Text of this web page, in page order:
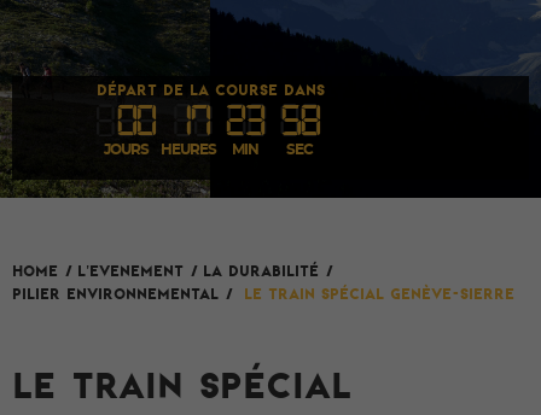
DÉPART DE LA COURSE DANS
00 17 23 58
JOURS HEURES MIN SEC
HOME / L'evenement / La durabilité /
Pilier environnemental / Le train spécial Genève-Sierre
LE TRAIN SPÉCIAL